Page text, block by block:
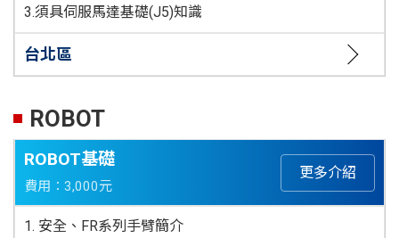
3.須具伺服馬達基礎(J5)知識
台北區
ROBOT
ROBOT基礎
費用：3,000元
更多介紹
1. 安全、FR系列手臂簡介